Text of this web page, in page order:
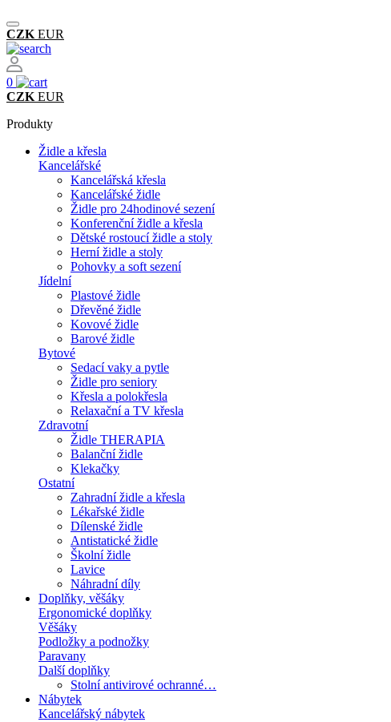
CZK EUR
0
CZK EUR
Produkty
Židle a křesla
Kancelářské
Kancelářská křesla
Kancelářské židle
Židle pro 24hodinové sezení
Konferenční židle a křesla
Dětské rostoucí židle a stoly
Herní židle a stoly
Pohovky a soft sezení
Jídelní
Plastové židle
Dřevěné židle
Kovové židle
Barové židle
Bytové
Sedací vaky a pytle
Židle pro seniory
Křesla a polokřesla
Relaxační a TV křesla
Zdravotní
Židle THERAPIA
Balanční židle
Klekačky
Ostatní
Zahradní židle a křesla
Lékařské židle
Dílenské židle
Antistatické židle
Školní židle
Lavice
Náhradní díly
Doplňky, věšáky
Ergonomické doplňky
Věšáky
Podložky a podnožky
Paravany
Další doplňky
Stolní antivirové ochranné…
Nábytek
Kancelářský nábytek